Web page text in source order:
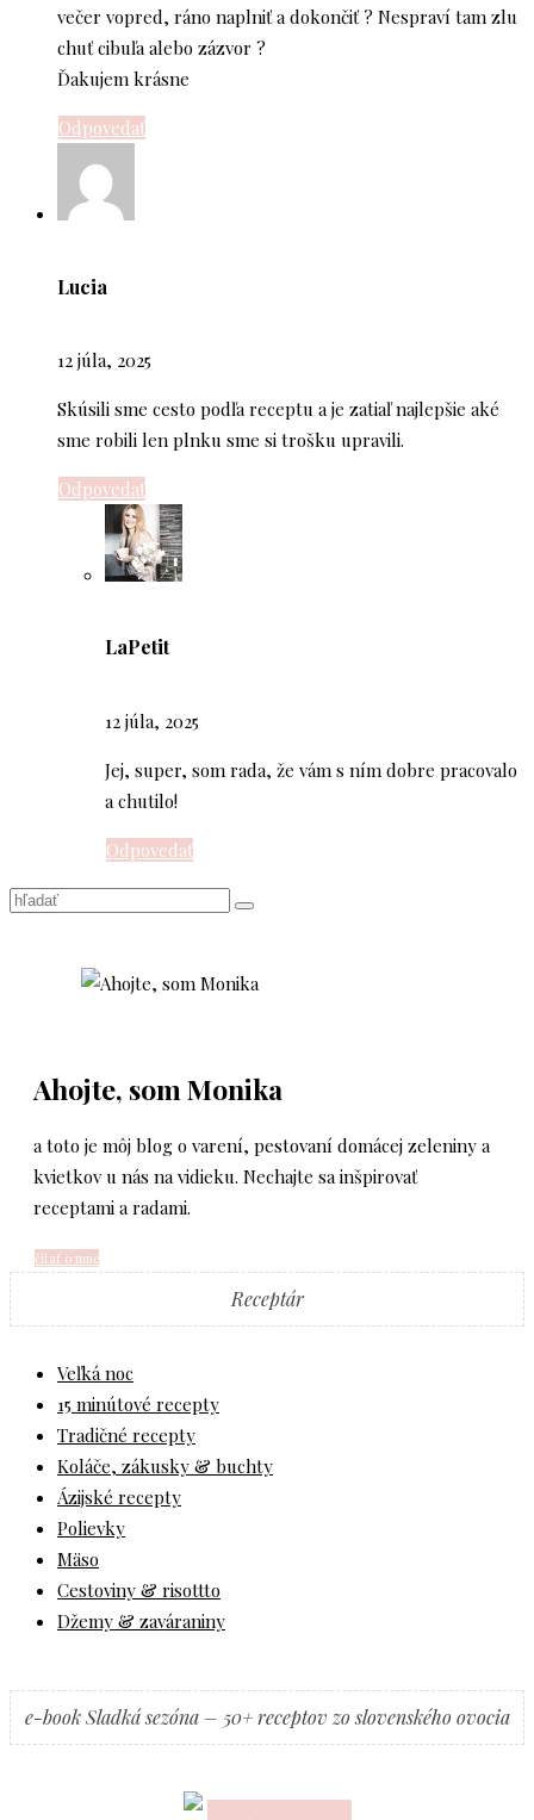
večer vopred, ráno naplniť a dokončiť ? Nespraví tam zlu
chuť cibuľa alebo zázvor ?
Ďakujem krásne
Odpovedať
Lucia
12 júla, 2025
Skúsili sme cesto podľa receptu a je zatiaľ najlepšie aké
sme robili len plnku sme si trošku upravili.
Odpovedať
LaPetit
12 júla, 2025
Jej, super, som rada, že vám s ním dobre pracovalo
a chutilo!
Odpovedať
Ahojte, som Monika
a toto je môj blog o varení, pestovaní domácej zeleniny a
kvietkov u nás na vidieku. Nechajte sa inšpirovať
receptami a radami.
čítať o mne
Receptár
Veľká noc
15 minútové recepty
Tradičné recepty
Koláče, zákusky & buchty
Ázijské recepty
Polievky
Mäso
Cestoviny & risottto
Džemy & zaváraniny
e-book Sladká sezóna – 50+ receptov zo slovenského ovocia